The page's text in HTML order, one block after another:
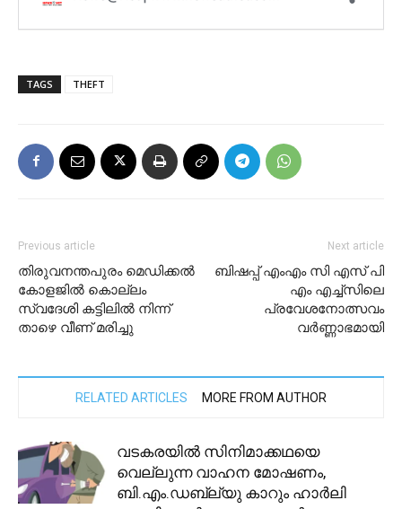
TAGS THEFT
Previous article
തിരുവനന്തപുരം മെഡിക്കല്‍
കോളജില്‍ കൊല്ലം
സ്വദേശി കട്ടിലില്‍ നിന്ന്
താഴെ വീണ് മരിച്ചു
Next article
ബിഷപ്പ് എംഎം സി എസ് പി
എം എച്ച്സിലെ
പ്രവേശനോത്സവം
വർണ്ണാഭമായി
RELATED ARTICLES MORE FROM AUTHOR
വടകരയിൽ സിനിമാക്കഥയെ
വെല്ലുന്ന വാഹന മോഷണം,
ബി.എം.ഡബ്ല്യു കാറും ഹാർലി